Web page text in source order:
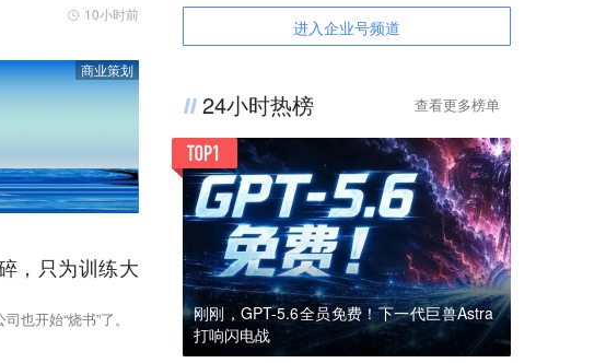
10小时前
商业策划
，只为训练大
也开始“烧书”了。
进入企业号频道
24小时热榜 查看更多榜单
刚刚，GPT-5.6全员免费！下一代巨兽Astra
打响闪电战